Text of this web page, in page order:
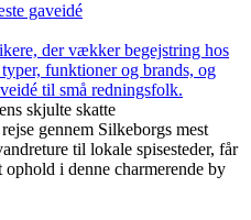
gaveidé
der vækker begejstring hos
funktioner og brands, og
til små redningsfolk.
skjulte skatte
gennem Silkeborgs mest
til lokale spisesteder, får
i denne charmerende by